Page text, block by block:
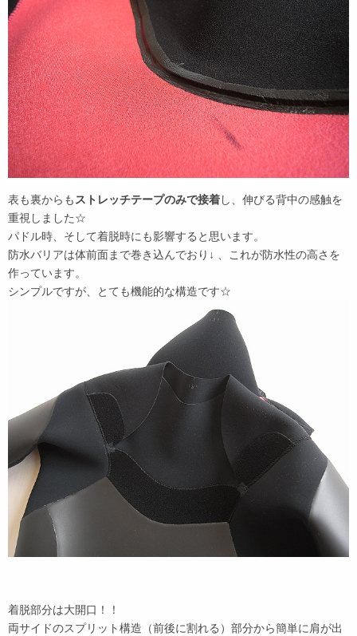
表も裏からもストレッチテープのみで接着し、伸びる背中の感触を
重視しました☆
パドル時、そして着脱時にも影響すると思います。
防水バリアは体前面まで巻き込んでおり↓ 、これが防水性の高さを
作っています。
シンプルですが、とても機能的な構造です☆
着脱部分は大開口！！
両サイドのスプリット構造（前後に割れる）部分から簡単に肩が出